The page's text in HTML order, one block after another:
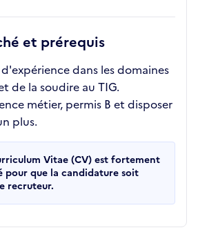
et prérequis
dans les domaines
de la soudire au TIG.
métier, permis B et disposer
plus.
Vitae (CV) est fortement
pour que la candidature soit
recruteur.